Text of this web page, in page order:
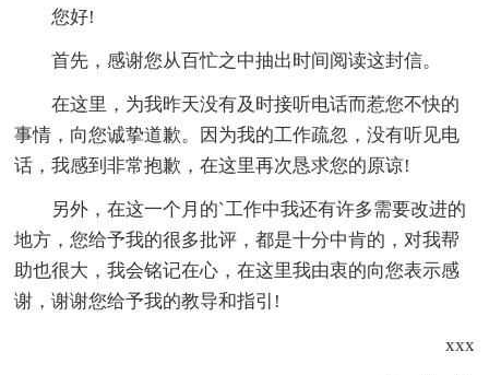
您好!
首先，感谢您从百忙之中抽出时间阅读这封信。
在这里，为我昨天没有及时接听电话而惹您不快的
事情，向您诚挚道歉。因为我的工作疏忽，没有听见电
话，我感到非常抱歉，在这里再次恳求您的原谅!
另外，在这一个月的`工作中我还有许多需要改进的
地方，您给予我的很多批评，都是十分中肯的，对我帮
助也很大，我会铭记在心，在这里我由衷的向您表示感
谢，谢谢您给予我的教导和指引!
xxx